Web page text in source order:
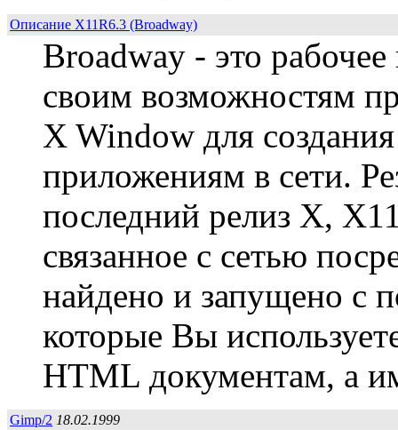
Описание X11R6.3 (Broadway)
Broadway - это
своим возможностям
X Window для
приложениям в сети.
последний релиз X,
связанное с сетью
найдено и запущено с
которые Вы
HTML документам, а
Gimp/2 18.02.1999